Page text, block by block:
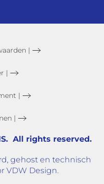
|
|
|
|
All rights reserved.
gehost en technisch
VDW Design.